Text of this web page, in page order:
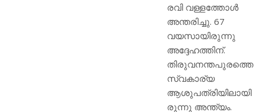
രവി വള്ളത്തോള്‍
അന്തരിച്ചു. 67
വയസായിരുന്നു
അദ്ദേഹത്തിന്.
തിരുവനന്തപുരത്തെ
സ്വകാര്യ
ആശുപത്രിയിലായി
രുന്നു അന്ത്യം.